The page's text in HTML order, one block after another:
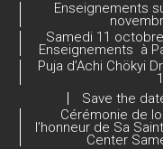
Enseignements
Samedi 11
Enseignements à
Puja d’Achi Chökyi
Save the
Cérémonie de
l’honneur de Sa
Center